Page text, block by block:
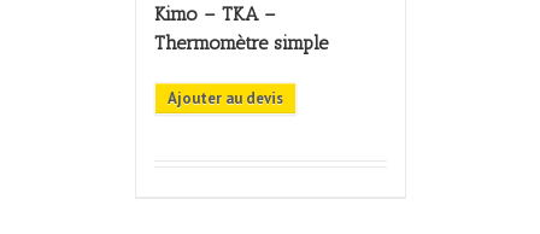
Kimo – TKA –
Thermomètre simple
Ajouter au devis